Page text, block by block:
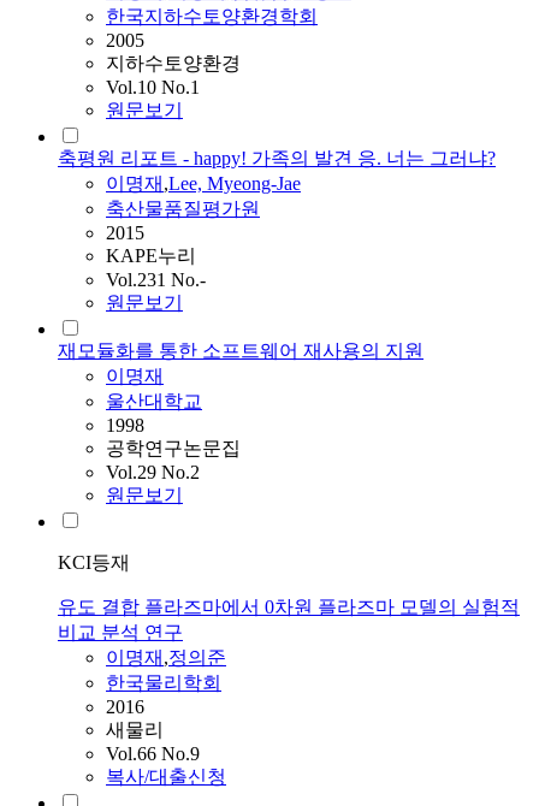
한국지하수토양환경학회
2005
지하수토양환경
Vol.10 No.1
원문보기
축평원 리포트 - happy! 가족의 발견 응. 너는 그러냐?
이명재 ,Lee, Myeong-Jae
축산물품질평가원
2015
KAPE누리
Vol.231 No.-
원문보기
재모듈화를 통한 소프트웨어 재사용의 지원
이명재
울산대학교
1998
공학연구논문집
Vol.29 No.2
원문보기
KCI등재
유도 결합 플라즈마에서 0차원 플라즈마 모델의 실험적
비교 분석 연구
이명재 ,정의준
한국물리학회
2016
새물리
Vol.66 No.9
복사/대출신청